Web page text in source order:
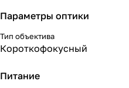
Параметры оптики
Тип объектива
Короткофокусный
Питание